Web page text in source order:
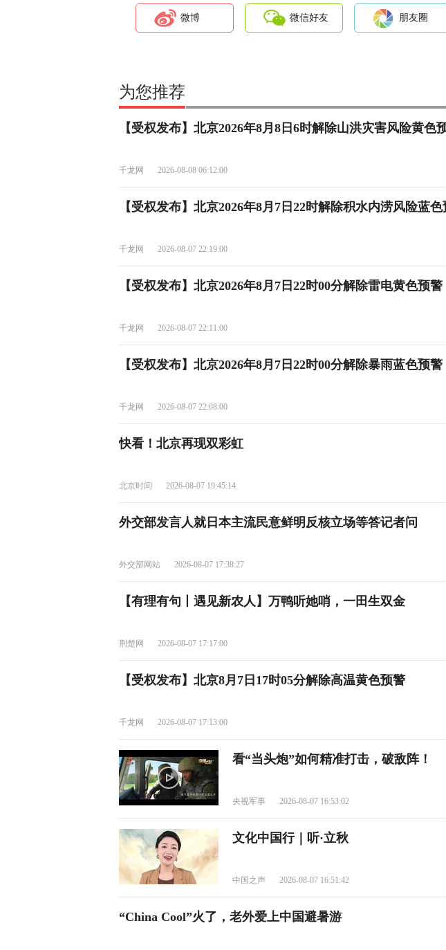
微博 微信好友 朋友圈
为您推荐
【受权发布】北京2026年8月8日6时解除山洪灾害风险黄色
千龙网 2026-08-08 06:12:00
【受权发布】北京2026年8月7日22时解除积水内涝风险蓝
千龙网 2026-08-07 22:19:00
【受权发布】北京2026年8月7日22时00分解除雷电黄色预警
千龙网 2026-08-07 22:11:00
【受权发布】北京2026年8月7日22时00分解除暴雨蓝色预警
千龙网 2026-08-07 22:08:00
快看！北京再现双彩虹
北京时间 2026-08-07 19:45:14
外交部发言人就日本主流民意鲜明反核立场等答记者问
外交部网站 2026-08-07 17:38:27
【有理有句丨遇见新农人】万鸭听她哨，一田生双金
荆楚网 2026-08-07 17:17:00
【受权发布】北京8月7日17时05分解除高温黄色预警
千龙网 2026-08-07 17:13:00
看“当头炮”如何精准打击，破敌阵！
央视军事 2026-08-07 16:53:02
文化中国行｜听·立秋
中国之声 2026-08-07 16:51:42
“China Cool”火了，老外爱上中国避暑游